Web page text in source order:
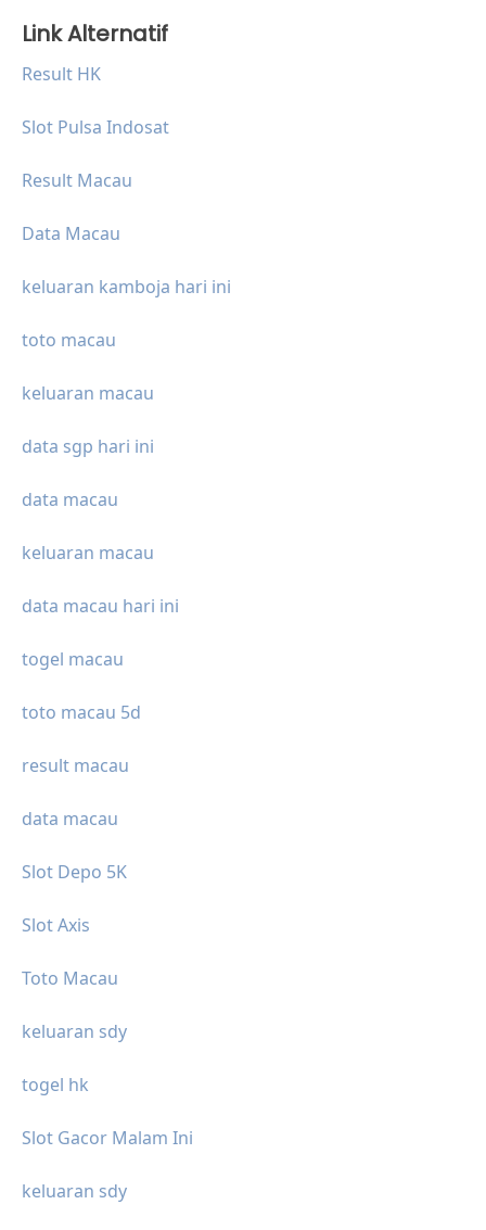
Link Alternatif
Result HK
Slot Pulsa Indosat
Result Macau
Data Macau
keluaran kamboja hari ini
toto macau
keluaran macau
data sgp hari ini
data macau
keluaran macau
data macau hari ini
togel macau
toto macau 5d
result macau
data macau
Slot Depo 5K
Slot Axis
Toto Macau
keluaran sdy
togel hk
Slot Gacor Malam Ini
keluaran sdy